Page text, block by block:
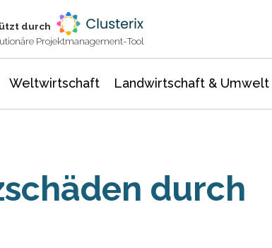
durch
Projektmanagement-Tool
Weltwirtschaft Landwirtschaft & Umwelt
durch